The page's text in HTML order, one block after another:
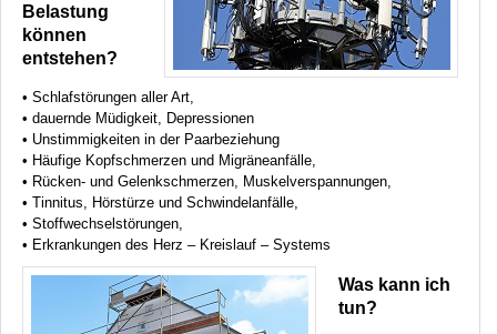
Belastung
können
entstehen?
• Schlafstörungen aller Art,
• dauernde Müdigkeit, Depressionen
• Unstimmigkeiten in der Paarbeziehung
• Häufige Kopfschmerzen und Migräneanfälle,
• Rücken- und Gelenkschmerzen, Muskelverspannungen,
• Tinnitus, Hörstürze und Schwindelanfälle,
• Stoffwechselstörungen,
• Erkrankungen des Herz – Kreislauf – Systems
Was kann ich
tun?